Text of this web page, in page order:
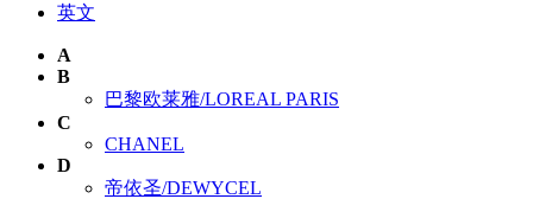
英文
A
B
巴黎欧莱雅/LOREAL PARIS
C
CHANEL
D
帝依圣/DEWYCEL